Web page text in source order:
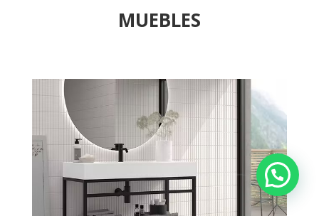
MUEBLES
¿Necesitas ayuda?